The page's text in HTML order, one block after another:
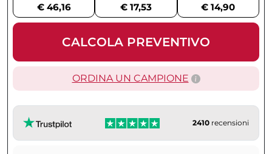
€ 46,16
€ 17,53
€ 14,90
CALCOLA PREVENTIVO
ORDINA UN CAMPIONE
2410 recensioni